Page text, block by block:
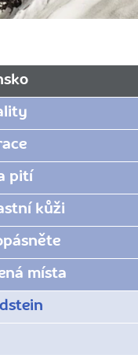
pití
kůži
místa